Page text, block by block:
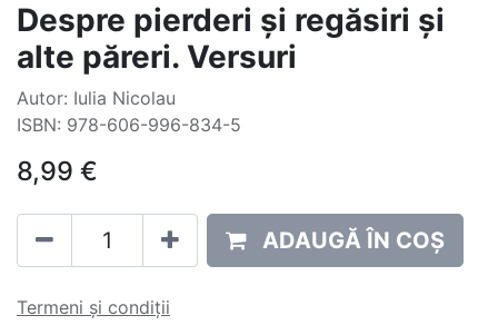
Despre pierderi și regăsiri și
alte păreri. Versuri
Autor: Iulia Nicolau
ISBN: 978-606-996-834-5
8,99 €
ADAUGĂ ÎN COȘ
Termeni și condiții